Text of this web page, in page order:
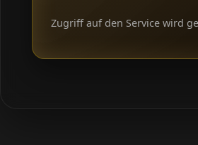
Zugriff auf den Service wird